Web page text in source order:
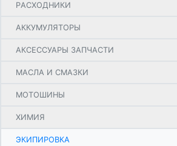
PАСХОДНИКИ
АККУМУЛЯТОРЫ
АКСЕССУАРЫ ЗАПЧАСТИ
МАСЛА И СМАЗКИ
МОТОШИНЫ
ХИМИЯ
ЭКИПИРОВКА